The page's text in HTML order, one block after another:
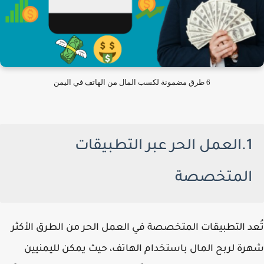
6 طرق مضمونة لكسب المال من الهاتف في اليمن
1.العمل الحر عبر التطبيقات
المتخصصة
تُعد التطبيقات المتخصصة في العمل الحر من الطرق الأكثر
شهرة لربح المال باستخدام الهاتف، حيث يمكن لليمنيين